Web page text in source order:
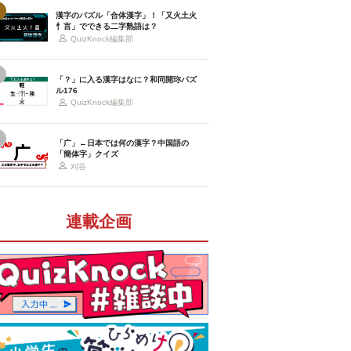
漢字のパズル「合体漢字」！「又火土火
忄言」でできる二字熟語は？
QuizKnock編集部
「？」に入る漢字はなに？和同開珎パズ
ル176
QuizKnock編集部
「广」←日本では何の漢字？中国語の
「簡体字」クイズ
刈谷
連載企画